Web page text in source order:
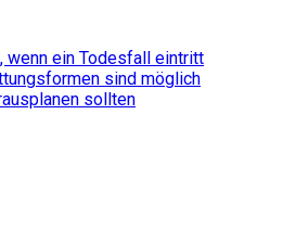
wenn ein Todesfall eintritt
sind möglich
sollten